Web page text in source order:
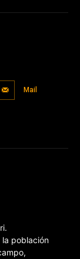
Mail
población